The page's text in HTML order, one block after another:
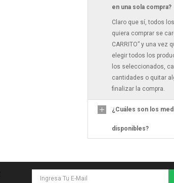
en una sola compra?
Claro que sí, todos
quiera comprar se
CARRITO” y una vez
elegir todos los
los seleccionados,
cantidades o quitar
finalizar la compra.
¿Cuáles son los
disponibles?